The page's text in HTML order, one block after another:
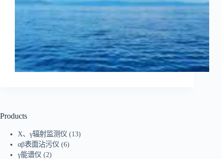
Products
X、γ辐射监测仪 (13)
αβ表面沾污仪 (6)
γ能谱仪 (2)